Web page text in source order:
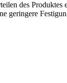
des Produktes
geringere